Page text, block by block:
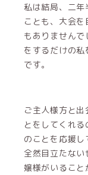
私は結局、二年
ことも、大会
もありません
をするだけの
です。
ご主人様方と
とをしてくれ
のことを応援
全然目立たない
嬢様がいること